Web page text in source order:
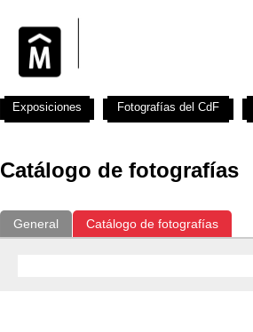
Catálogo de fotografías
General Catálogo de fotografías
Exposiciones Fotografías del CdF